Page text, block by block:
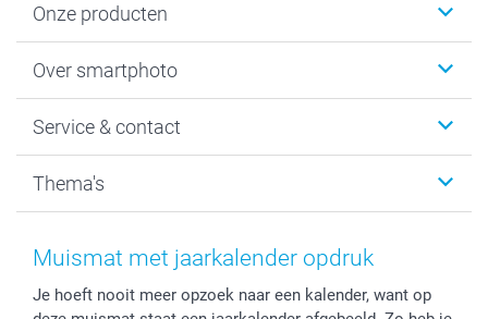
Onze producten
Fotoboeken
Fotocadeaus
Kaarten
Over smartphoto
Vacatures
Bestelproces
Herroepingsrecht
Cookiebeleid
Service & contact
Tevredenheidsgarantie
Mijn orderstatus
smartfriends
Thema's
Baby
Vaderdag
Muismat met jaarkalender opdruk
Je hoeft nooit meer opzoek naar een kalender, want op